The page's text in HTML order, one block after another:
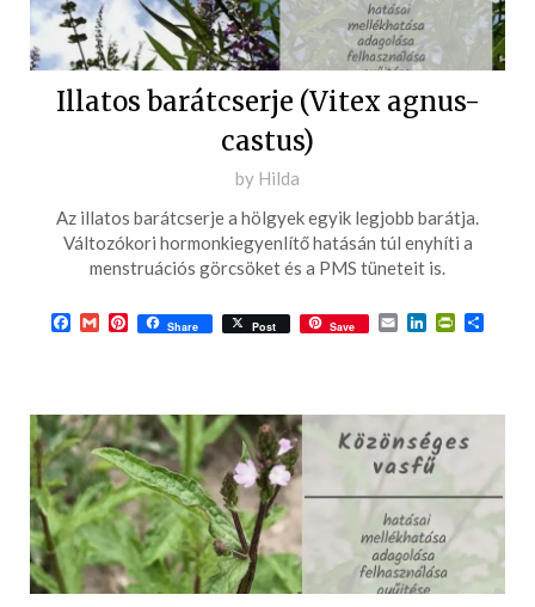
Illatos barátcserje (Vitex agnus-
castus)
Posted
2022-
01-
by Hilda
Az illatos barátcserje a hölgyek egyik legjobb barátja.
Változókori hormonkiegyenlítő hatásán túl enyhíti a
menstruációs görcsöket és a PMS tüneteit is.
Facebook
GmailPinterest
Share Post Save EmailLinkedIn